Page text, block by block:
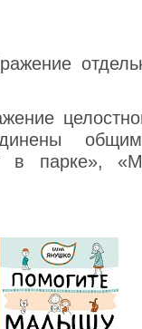
в парке»,